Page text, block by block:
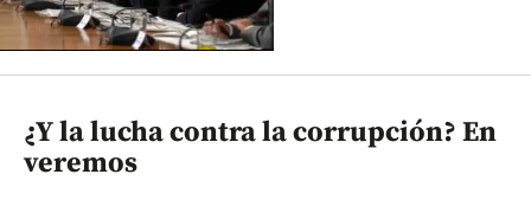
¿Y la lucha contra la corrupción? En
veremos